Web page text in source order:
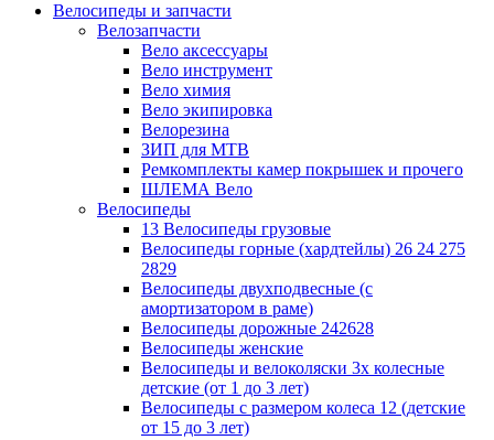
Велосипеды и запчасти
Велозапчасти
Вело аксессуары
Вело инструмент
Вело химия
Вело экипировка
Велорезина
ЗИП для MTB
Ремкомплекты камер покрышек и прочего
ШЛЕМА Вело
Велосипеды
13 Велосипеды грузовые
Велосипеды горные (хардтейлы) 26 24 275
2829
Велосипеды двухподвесные (с
амортизатором в раме)
Велосипеды дорожные 242628
Велосипеды женские
Велосипеды и велоколяски 3х колесные
детские (от 1 до 3 лет)
Велосипеды с размером колеса 12 (детские
от 15 до 3 лет)